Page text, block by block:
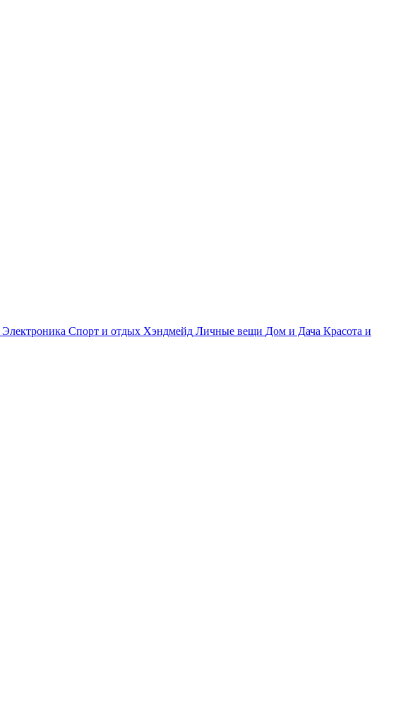
Электроника Спорт и отдых Хэндмейд Личные вещи Дом и Дача Красота и